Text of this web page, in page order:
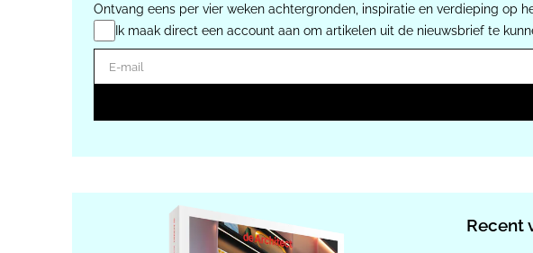
Ontvang eens per vier weken achtergronden, inspiratie en verdieping op
Ik maak direct een account aan om artikelen uit de nieuwsbrief te
E-mail
Recent